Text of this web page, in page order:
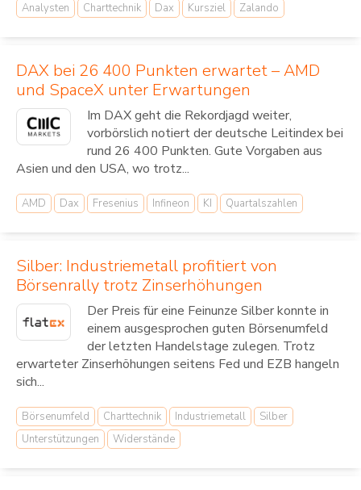
Analysten Charttechnik Dax Kursziel Zalando
DAX bei 26 400 Punkten erwartet – AMD
und SpaceX unter Erwartungen
Im DAX geht die Rekordjagd weiter,
vorbörslich notiert der deutsche Leitindex bei
rund 26 400 Punkten. Gute Vorgaben aus
Asien und den USA, wo trotz...
AMD Dax Fresenius Infineon KI Quartalszahlen
Silber: Industriemetall profitiert von
Börsenrally trotz Zinserhöhungen
Der Preis für eine Feinunze Silber konnte in
einem ausgesprochen guten Börsenumfeld
der letzten Handelstage zulegen. Trotz
erwarteter Zinserhöhungen seitens Fed und EZB hangeln
sich...
Börsenumfeld Charttechnik Industriemetall
Silber
Unterstützungen
Widerstände